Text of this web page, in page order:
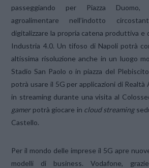
passeggiando per Piazza Duomo,
agroalimentare nell’indotto
digitalizzare la propria catena produttiva e
Industria 4.0. Un tifoso di Napoli potrà
altissima risoluzione anche in un luogo
Stadio San Paolo o in piazza del
potrà usare il 5G per applicazioni di
in streaming durante una visita al
gamerpotrà giocare in cloud streaming
Castello.
Per il mondo delle imprese il 5G apre
modelli di business. Vodafone,